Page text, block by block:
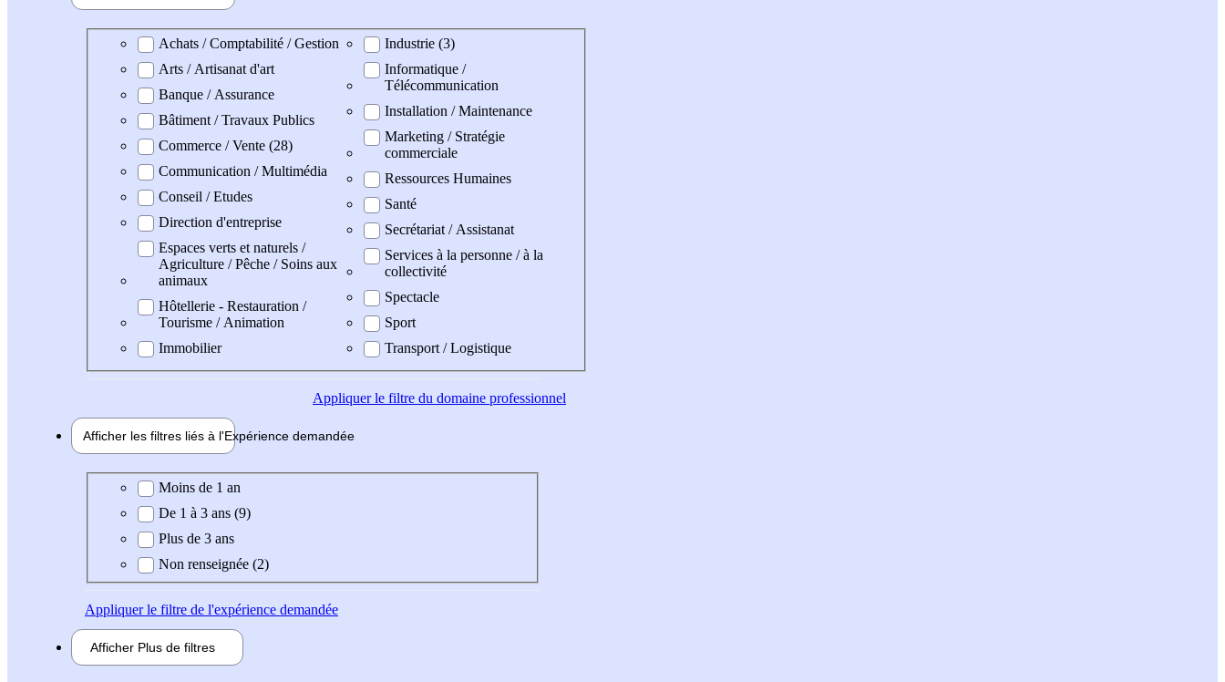
Domaine professionel
Achats / Comptabilité / Gestion
Arts / Artisanat d'art
Banque / Assurance
Bâtiment / Travaux Publics
Commerce / Vente (28)
Communication / Multimédia
Conseil / Etudes
Direction d'entreprise
Espaces verts et naturels /
Agriculture / Pêche / Soins aux
animaux
Hôtellerie - Restauration /
Tourisme / Animation
Immobilier
Industrie (3)
Informatique /
Télécommunication
Installation / Maintenance
Marketing / Stratégie
commerciale
Ressources Humaines
Santé
Secrétariat / Assistanat
Services à la personne / à la
collectivité
Spectacle
Sport
Transport / Logistique
Appliquerle filtre du domaine professionnel
Afficher les filtres liés à l'Expérience demandée
Expérience demandée
Moins de 1 an
De 1 à 3 ans (9)
Plus de 3 ans
Non renseignée (2)
Appliquerle filtre de l'expérience demandée
Afficher Plus de filtres